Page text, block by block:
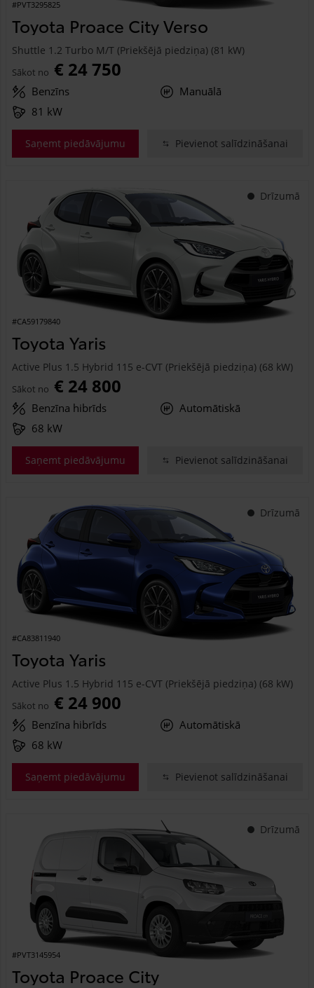
#PVT3295825
Toyota Proace City Verso
Shuttle 1.2 Turbo M/T (Priekšējā piedziņa) (81 kW)
Sākot no € 24 750
Benzīns
Manuālā
81 kW
Saņemt piedāvājumu Pievienot salīdzināšanai
Drīzumā
#CA59179840
Toyota Yaris
Active Plus 1.5 Hybrid 115 e-CVT (Priekšējā piedziņa) (68 kW)
Sākot no € 24 800
Benzīna hibrīds
Automātiskā
68 kW
Saņemt piedāvājumu Pievienot salīdzināšanai
Drīzumā
#CA83811940
Toyota Yaris
Active Plus 1.5 Hybrid 115 e-CVT (Priekšējā piedziņa) (68 kW)
Sākot no € 24 900
Benzīna hibrīds
Automātiskā
68 kW
Saņemt piedāvājumu Pievienot salīdzināšanai
Drīzumā
#PVT3145954
Toyota Proace City